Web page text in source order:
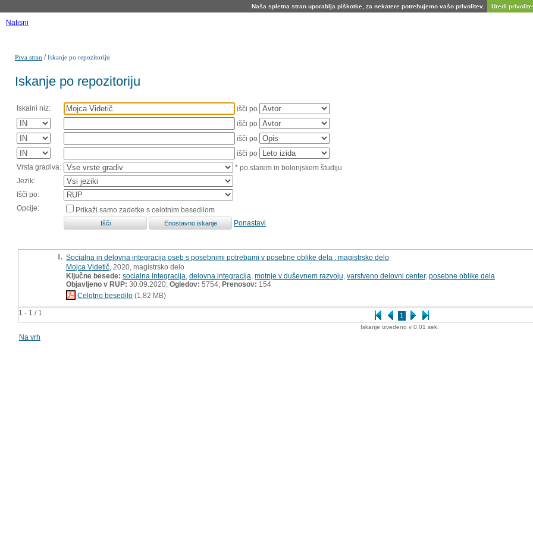
Naša spletna stran uporablja piškotke, za nekatere potrebujemo vašo privolitev. Uredi
Natisni
Prva stran /Iskanje po repozitoriju
Iskanje po repozitoriju
Iskalni niz:
išči po
išči po
išči po
išči po
Vrsta gradiva:
* po starem in bolonjskem študiju
Jezik:
Išči po:
Opcije:
Prikaži samo zadetke s celotnim besedilom
Ponastavi
1 - 1 / 1 1
1. Socialna in delovna integracija oseb s posebnimi potrebami v posebne oblike dela : magistrsko delo
Mojca Videtič , 2020, magistrsko delo
Ključne besede: socialna integracija delovna integracija motnje v duševnem razvoju varstveno delovni center, posebne oblike dela
Objavljeno v RUP: 30.09.2020; Ogledov: 5754; Prenosov: 154
Celotno besedilo (1,82 MB)
Iskanje izvedeno v 0.01 sek.
Na vrh